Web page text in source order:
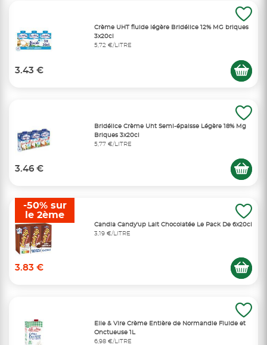
Crème UHT fluide légère Bridélice 12% MG briques
3x20cl
5,72 €/LITRE
3.43 €
Bridélice Crème Uht Semi-épaisse Légère 18% Mg
Briques 3x20cl
5,77 €/LITRE
3.46 €
Candia Candy'up Lait Chocolatée Le Pack De 6x20cl
3,19 €/LITRE
3.83 €
-50% sur
le 2ème
Elle & Vire Crème Entière de Normandie Fluide et
Onctueuse 1L
6,98 €/LITRE